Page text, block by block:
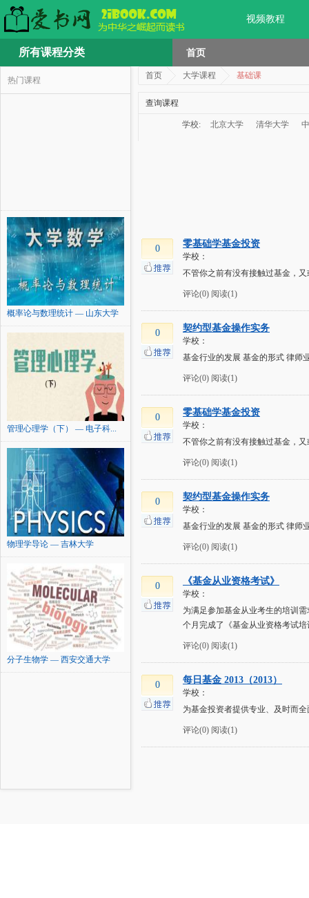
视频教程
所有课程分类 首页
热门课程
概率论与数理统计 — 山东大学
管理心理学（下） — 电子科...
物理学导论 — 吉林大学
分子生物学 — 西安交通大学
首页 大学课程 基础课
查询课程
学校: 北京大学 清华大学
0 零基础学基金投资
学校：
不管你之前有没有接触过基金，
评论(0) 阅读(1)
0 契约型基金操作实务
学校：
基金行业的发展 基金的形式 律师
评论(0) 阅读(1)
0 零基础学基金投资
学校：
不管你之前有没有接触过基金，
评论(0) 阅读(1)
0 契约型基金操作实务
学校：
基金行业的发展 基金的形式 律师
评论(0) 阅读(1)
0 《基金从业资格考试》
学校：
为满足参加基金从业考生的培训
个月完成了《基金从业资格考试
评论(0) 阅读(1)
0 每日基金 2013（2013）
学校：
为基金投资者提供专业、及时而
评论(0) 阅读(1)